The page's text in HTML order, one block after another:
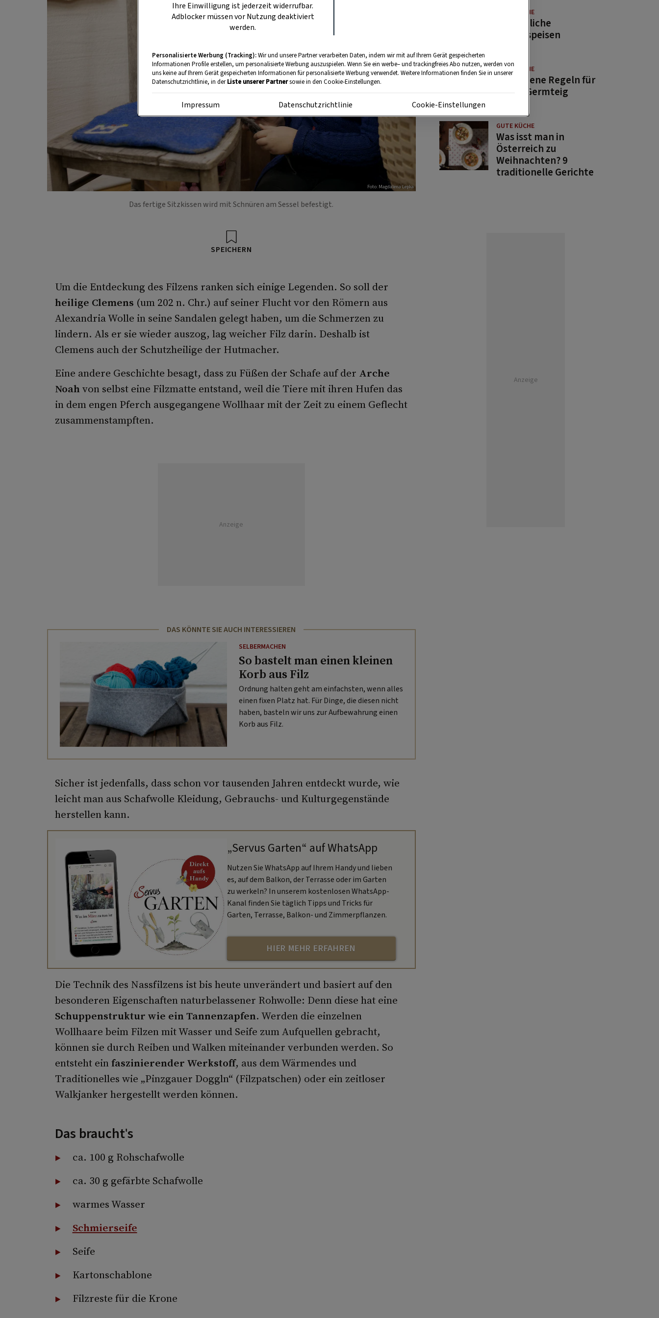
Foto: Magdalena Lepka
Das fertige Sitzkissen wird mit Schnüren am Sessel befestigt.
SPEICHERN
Um die Entdeckung des Filzens ranken sich einige Legenden. So soll der
heilige Clemens (um 202 n. Chr.) auf seiner Flucht vor den Römern aus
Alexandria Wolle in seine Sandalen gelegt haben, um die Schmerzen zu
lindern. Als er sie wieder auszog, lag weicher Filz darin. Deshalb ist
Clemens auch der Schutzheilige der Hutmacher.
Eine andere Geschichte besagt, dass zu Füßen der Schafe auf der Arche
Noahvon selbst eine Filzmatte entstand, weil die Tiere mit ihren Hufen das
in dem engen Pferch ausgegangene Wollhaar mit der Zeit zu einem Geflecht
zusammenstampften.
Anzeige
DAS KÖNNTE SIE AUCH INTERESSIEREN
SELBERMACHEN
So bastelt man einen kleinen
Korb aus Filz
Ordnung halten geht am einfachsten, wenn alles
einen fixen Platz hat. Für Dinge, die diesen nicht
haben, basteln wir uns zur Aufbewahrung einen
Korb aus Filz.
Sicher ist jedenfalls, dass schon vor tausenden Jahren entdeckt wurde, wie
leicht man aus Schafwolle Kleidung, Gebrauchs- und Kulturgegenstände
herstellen kann.
„Servus Garten“ auf WhatsApp
Nutzen Sie WhatsApp auf Ihrem Handy und lieben
es, auf dem Balkon, der Terrasse oder im Garten
zu werkeln? In unserem kostenlosen WhatsApp-
Kanal finden Sie täglich Tipps und Tricks für
Garten, Terrasse, Balkon- und Zimmerpflanzen.
HIER MEHR ERFAHREN
Die Technik des Nassfilzens ist bis heute unverändert und basiert auf den
besonderen Eigenschaften naturbelassener Rohwolle: Denn diese hat eine
Schuppenstruktur wie ein Tannenzapfen. Werden die einzelnen
Wollhaare beim Filzen mit Wasser und Seife zum Aufquellen gebracht,
können sie durch Reiben und Walken miteinander verbunden werden. So
entsteht einfaszinierender Werkstoff, aus dem Wärmendes und
Traditionelles wie „Pinzgauer Doggln“ (Filzpatschen) oder ein zeitloser
Walkjanker hergestellt werden können.
Das braucht's
ca. 100 g Rohschafwolle
ca. 30 g gefärbte Schafwolle
warmes Wasser
Schmierseife
Seife
Kartonschablone
Filzreste für die Krone
GUTE KÜCHE
11 köstliche
Fastenspeisen
GUTE KÜCHE
10 goldene Regeln für
guten Germteig
GUTE KÜCHE
Was isst man in
Österreich zu
Weihnachten? 9
traditionelle Gerichte
Anzeige
Ihre Einwilligung ist jederzeit widerrufbar.
Adblocker müssen vor Nutzung deaktiviert
werden.
Personalisierte Werbung (Tracking):Wir und unsere Partner verarbeiten Daten, indem wir mit auf Ihrem Gerät gespeicherten
Informationen Profile erstellen, um personalisierte Werbung auszuspielen. Wenn Sie ein werbe– und trackingfreies Abo nutzen, werden von
uns keine auf Ihrem Gerät gespeicherten Informationen für personalisierte Werbung verwendet. Weitere Informationen finden Sie in unserer
Datenschutzrichtlinie, in derListe unserer Partnersowie in den Cookie-Einstellungen.
Impressum Datenschutzrichtlinie Cookie-Einstellungen